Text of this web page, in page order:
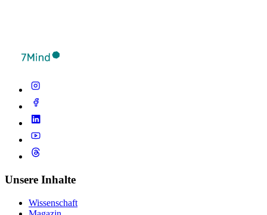
Unsere Inhalte
Wissenschaft